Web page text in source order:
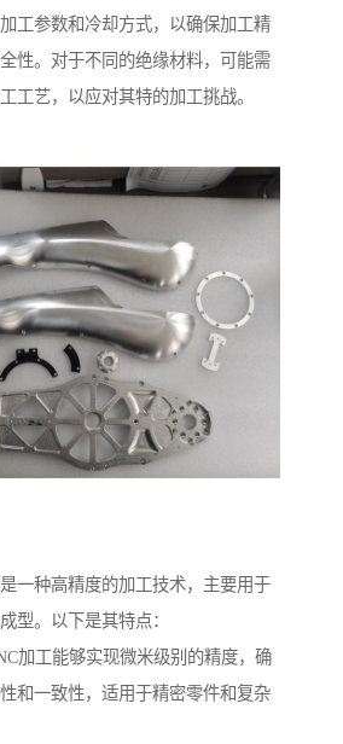
工参数和冷却方式，以确保加工精
性。对于不同的绝缘材料，可能需
工艺，以应对其特的加工挑战。
一种高精度的加工技术，主要用于
型。以下是其特点：
加工能够实现微米级别的精度，确
和一致性，适用于精密零件和复杂